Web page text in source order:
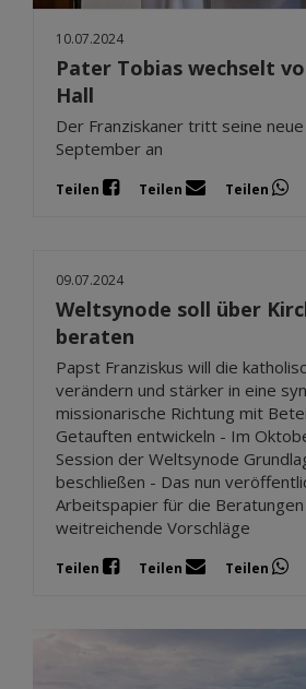
10.07.2024
Pater Tobias wechselt
Hall
Der Franziskaner tritt seine
September an
Teilen Teilen Teilen
09.07.2024
Weltsynode soll über
beraten
Papst Franziskus will die
verändern und stärker in eine
missionarische Richtung mit
Getauften entwickeln - Im
Session der Weltsynode
beschließen - Das nun
Arbeitspapier für die
weitreichende Vorschläge
Teilen Teilen Teilen